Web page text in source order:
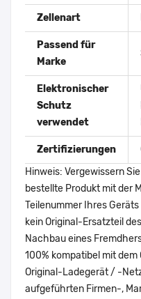
Zellenart
Passend für
Marke
Elektronischer
Schutz
verwendet
Zertifizierungen
Hinweis: Vergewissern
bestellte Produkt mit der
Teilenummer Ihres
kein Original-Ersatzteil
Nachbau eines
100% kompatibel mit
Original-Ladegerät / -
aufgeführten Firmen-,